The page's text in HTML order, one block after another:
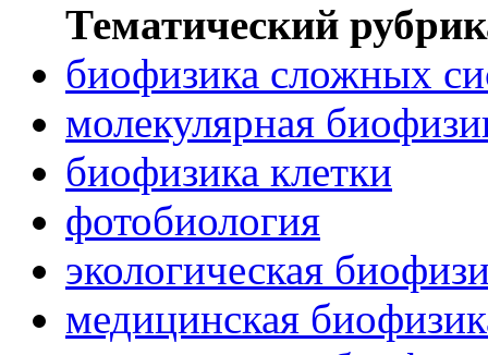
Тематический
биофизика сложных
молекулярная
биофизика клетки
фотобиология
экологическая
медицинская